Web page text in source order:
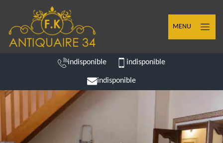
MENU
indisponible indisponible
indisponible